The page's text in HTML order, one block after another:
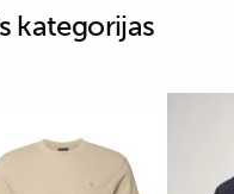
kategorijas